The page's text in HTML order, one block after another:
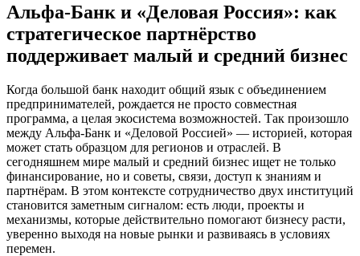
Альфа-Банк и «Деловая Россия»: как
стратегическое партнёрство
поддерживает малый и средний бизнес
Когда большой банк находит общий язык с объединением
предпринимателей, рождается не просто совместная
программа, а целая экосистема возможностей. Так произошло
между Альфа-Банк и «Деловой Россией» — историей, которая
может стать образцом для регионов и отраслей. В
сегодняшнем мире малый и средний бизнес ищет не только
финансирование, но и советы, связи, доступ к знаниям и
партнёрам. В этом контексте сотрудничество двух институций
становится заметным сигналом: есть люди, проекты и
механизмы, которые действительно помогают бизнесу расти,
уверенно выходя на новые рынки и развиваясь в условиях
перемен.